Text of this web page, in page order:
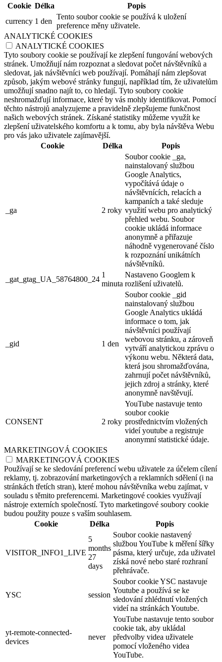
Cookie Délka
Popis
currency 1 den
Tento soubor cookie se používá k uložení
preference měny uživatele.
ANALYTICKÉ COOKIES
ANALYTICKÉ COOKIES
Tyto soubory cookie se používají ke zlepšení fungování webových
stránek. Umožňují nám rozpoznat a sledovat počet návštěvníků a
sledovat, jak návštěvníci web používají. Pomáhají nám zlepšovat
způsob, jakým webové stránky fungují, například tím, že uživatelům
umožňují snadno najít to, co hledají. Tyto soubory cookie
neshromažďují informace, které by vás mohly identifikovat. Pomocí
těchto nástrojů analyzujeme a pravidelně zlepšujeme funkčnost
našich webových stránek. Získané statistiky můžeme využít ke
zlepšení uživatelského komfortu a k tomu, aby byla návštěva Webu
pro vás jako uživatele zajímavější.
Cookie
Délka Popis
_ga 2 roky
Soubor cookie _ga,
nainstalovaný službou
Google Analytics,
vypočítává údaje o
návštěvnících, relacích a
kampaních a také sleduje
využití webu pro analytický
přehled webu. Soubor
cookie ukládá informace
anonymně a přiřazuje
náhodně vygenerované číslo
k rozpoznání unikátních
návštěvníků.
_gat_gtag_UA_58764800_24
1
minuta
Nastaveno Googlem k
rozlišení uživatelů.
_gid 1 den
Soubor cookie _gid
nainstalovaný službou
Google Analytics ukládá
informace o tom, jak
návštěvníci používají
webovou stránku, a zároveň
vytváří analytickou zprávu o
výkonu webu. Některá data,
která jsou shromažďována,
zahrnují počet návštěvníků,
jejich zdroj a stránky, které
anonymně navštěvují.
CONSENT 2 roky
YouTube nastavuje tento
soubor cookie
prostřednictvím vložených
videí youtube a registruje
anonymní statistické údaje.
MARKETINGOVÁ COOKIES
MARKETINGOVÁ COOKIES
Používají se ke sledování preferencí webu uživatele za účelem cílení
reklamy, tj. zobrazování marketingových a reklamních sdělení (i na
stránkách třetích stran), které mohou návštěvníka webu zajímat, v
souladu s těmito preferencemi. Marketingové cookies využívají
nástroje externích společností. Tyto marketingové soubory cookie
budou použity pouze s vaším souhlasem.
Cookie
Délka Popis
VISITOR_INFO1_LIVE
5
months
27
days
Soubor cookie nastavený
službou YouTube k měření šířky
pásma, který určuje, zda uživatel
získá nové nebo staré rozhraní
přehrávače.
YSC session
Soubor cookie YSC nastavuje
Youtube a používá se ke
sledování zhlédnutí vložených
videí na stránkách Youtube.
yt-remote-connected-
devices
never
YouTube nastavuje tento soubor
cookie tak, aby ukládal
předvolby videa uživatele
pomocí vloženého videa
YouTube.